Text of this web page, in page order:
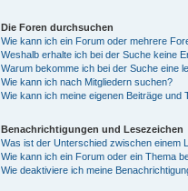
Die Foren durchsuchen
Wie kann ich ein Forum oder mehrere
Weshalb erhalte ich bei der Suche keine
Warum bekomme ich bei der Suche eine
Wie kann ich nach Mitgliedern suchen?
Wie kann ich meine eigenen Beiträge und
Benachrichtigungen und Lesezeichen
Was ist der Unterschied zwischen einem
Wie kann ich ein Forum oder ein Thema
Wie deaktiviere ich meine